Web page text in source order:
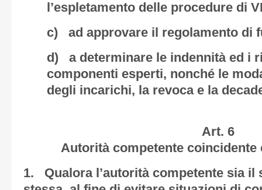
l’espletamento delle procedure di
c) ad approvare il regolamento di
d) a determinare le indennità ed i
componenti esperti, nonché le
degli incarichi, la revoca e la
Art. 6
Autorità competente
1. Qualora l’autorità competente sia il